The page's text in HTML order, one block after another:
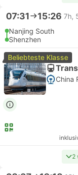
07:31 15:26 7h,
Nanjing South
Shenzhen
Beliebteste Klasse
China
2